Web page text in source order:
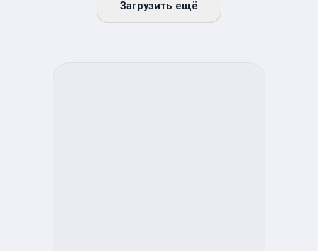
Загрузить ещё